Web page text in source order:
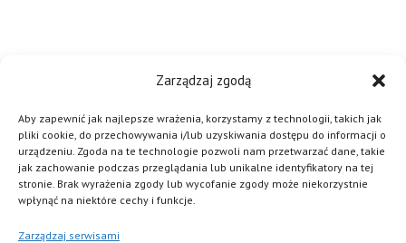
Zarządzaj zgodą
Aby zapewnić jak najlepsze wrażenia, korzystamy z technologii, takich jak
pliki cookie, do przechowywania i/lub uzyskiwania dostępu do informacji o
urządzeniu. Zgoda na te technologie pozwoli nam przetwarzać dane, takie
jak zachowanie podczas przeglądania lub unikalne identyfikatory na tej
stronie. Brak wyrażenia zgody lub wycofanie zgody może niekorzystnie
wpłynąć na niektóre cechy i funkcje.
Zarządzaj serwisami
Poleć nas na FB
Najważniejsze jest dla nas bezpieczeństwo naszych Pacjentów i
pełna dyskrecja. Każde połączenie jest szyfrowane i zabezpieczone